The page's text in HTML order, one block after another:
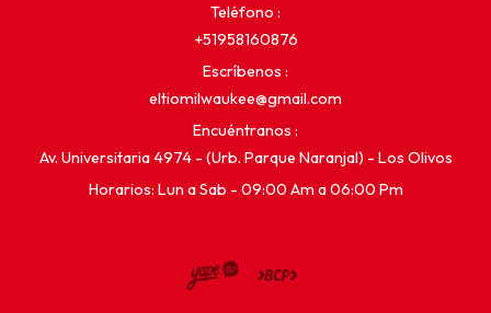
Teléfono
+51958160876
Escríbenos
eltiomilwaukee@gmail.com
Encuéntranos
Av. Universitaria 4974 - (Urb. Parque Naranjal) - Los Olivos
Horarios: Lun a Sab - 09:00 Am a 06:00 Pm